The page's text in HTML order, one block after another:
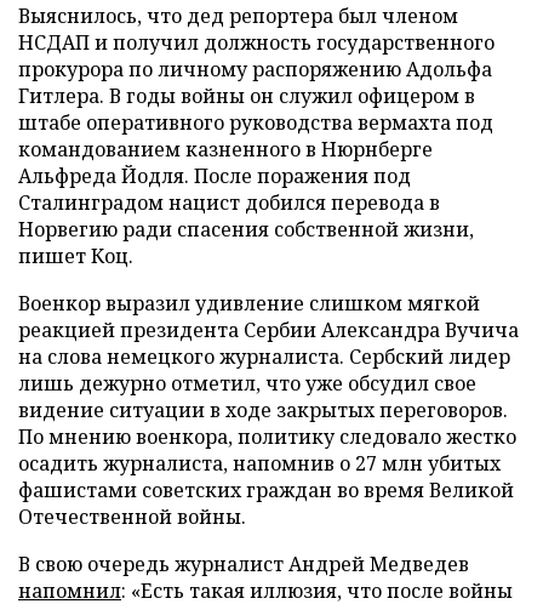
Выяснилось, что дед репортера был членом
НСДАП и получил должность государственного
прокурора по личному распоряжению Адольфа
Гитлера. В годы войны он служил офицером в
штабе оперативного руководства вермахта под
командованием казненного в Нюрнберге
Альфреда Йодля. После поражения под
Сталинградом нацист добился перевода в
Норвегию ради спасения собственной жизни,
пишет Коц.
Военкор выразил удивление слишком мягкой
реакцией президента Сербии Александра Вучича
на слова немецкого журналиста. Сербский лидер
лишь дежурно отметил, что уже обсудил свое
видение ситуации в ходе закрытых переговоров.
По мнению военкора, политику следовало жестко
осадить журналиста, напомнив о 27 млн убитых
фашистами советских граждан во время Великой
Отечественной войны.
В свою очередь журналист Андрей Медведев
напомнил: «Есть такая иллюзия, что после войны